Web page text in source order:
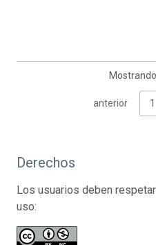
anterior 1
Derechos
Los usuarios deben
uso: